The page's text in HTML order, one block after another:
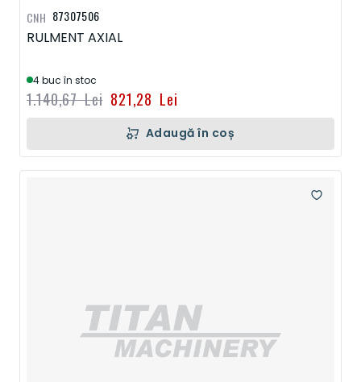
87307506
RULMENT AXIAL
4 buc în stoc
821,28 Lei
1.140,67 Lei
CNH
Adaugă în coș